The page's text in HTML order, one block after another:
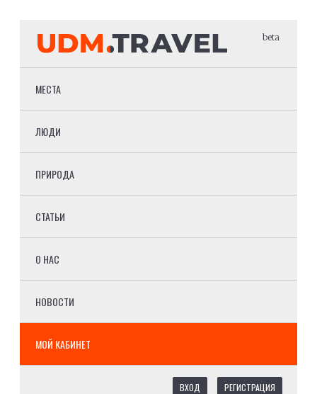
beta
МЕСТА
ЛЮДИ
ПРИРОДА
СТАТЬИ
О НАС
НОВОСТИ
МОЙ КАБИНЕТ
ВХОД РЕГИСТРАЦИЯ